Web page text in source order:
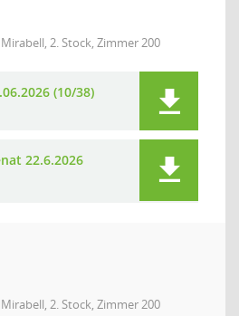
2. Stock, Zimmer 200
(10/38)
22.6.2026
2. Stock, Zimmer 200